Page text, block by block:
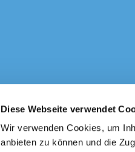
Diese Webseite verwendet
Wir verwenden Cookies, um
anbieten zu können und die
Katholische